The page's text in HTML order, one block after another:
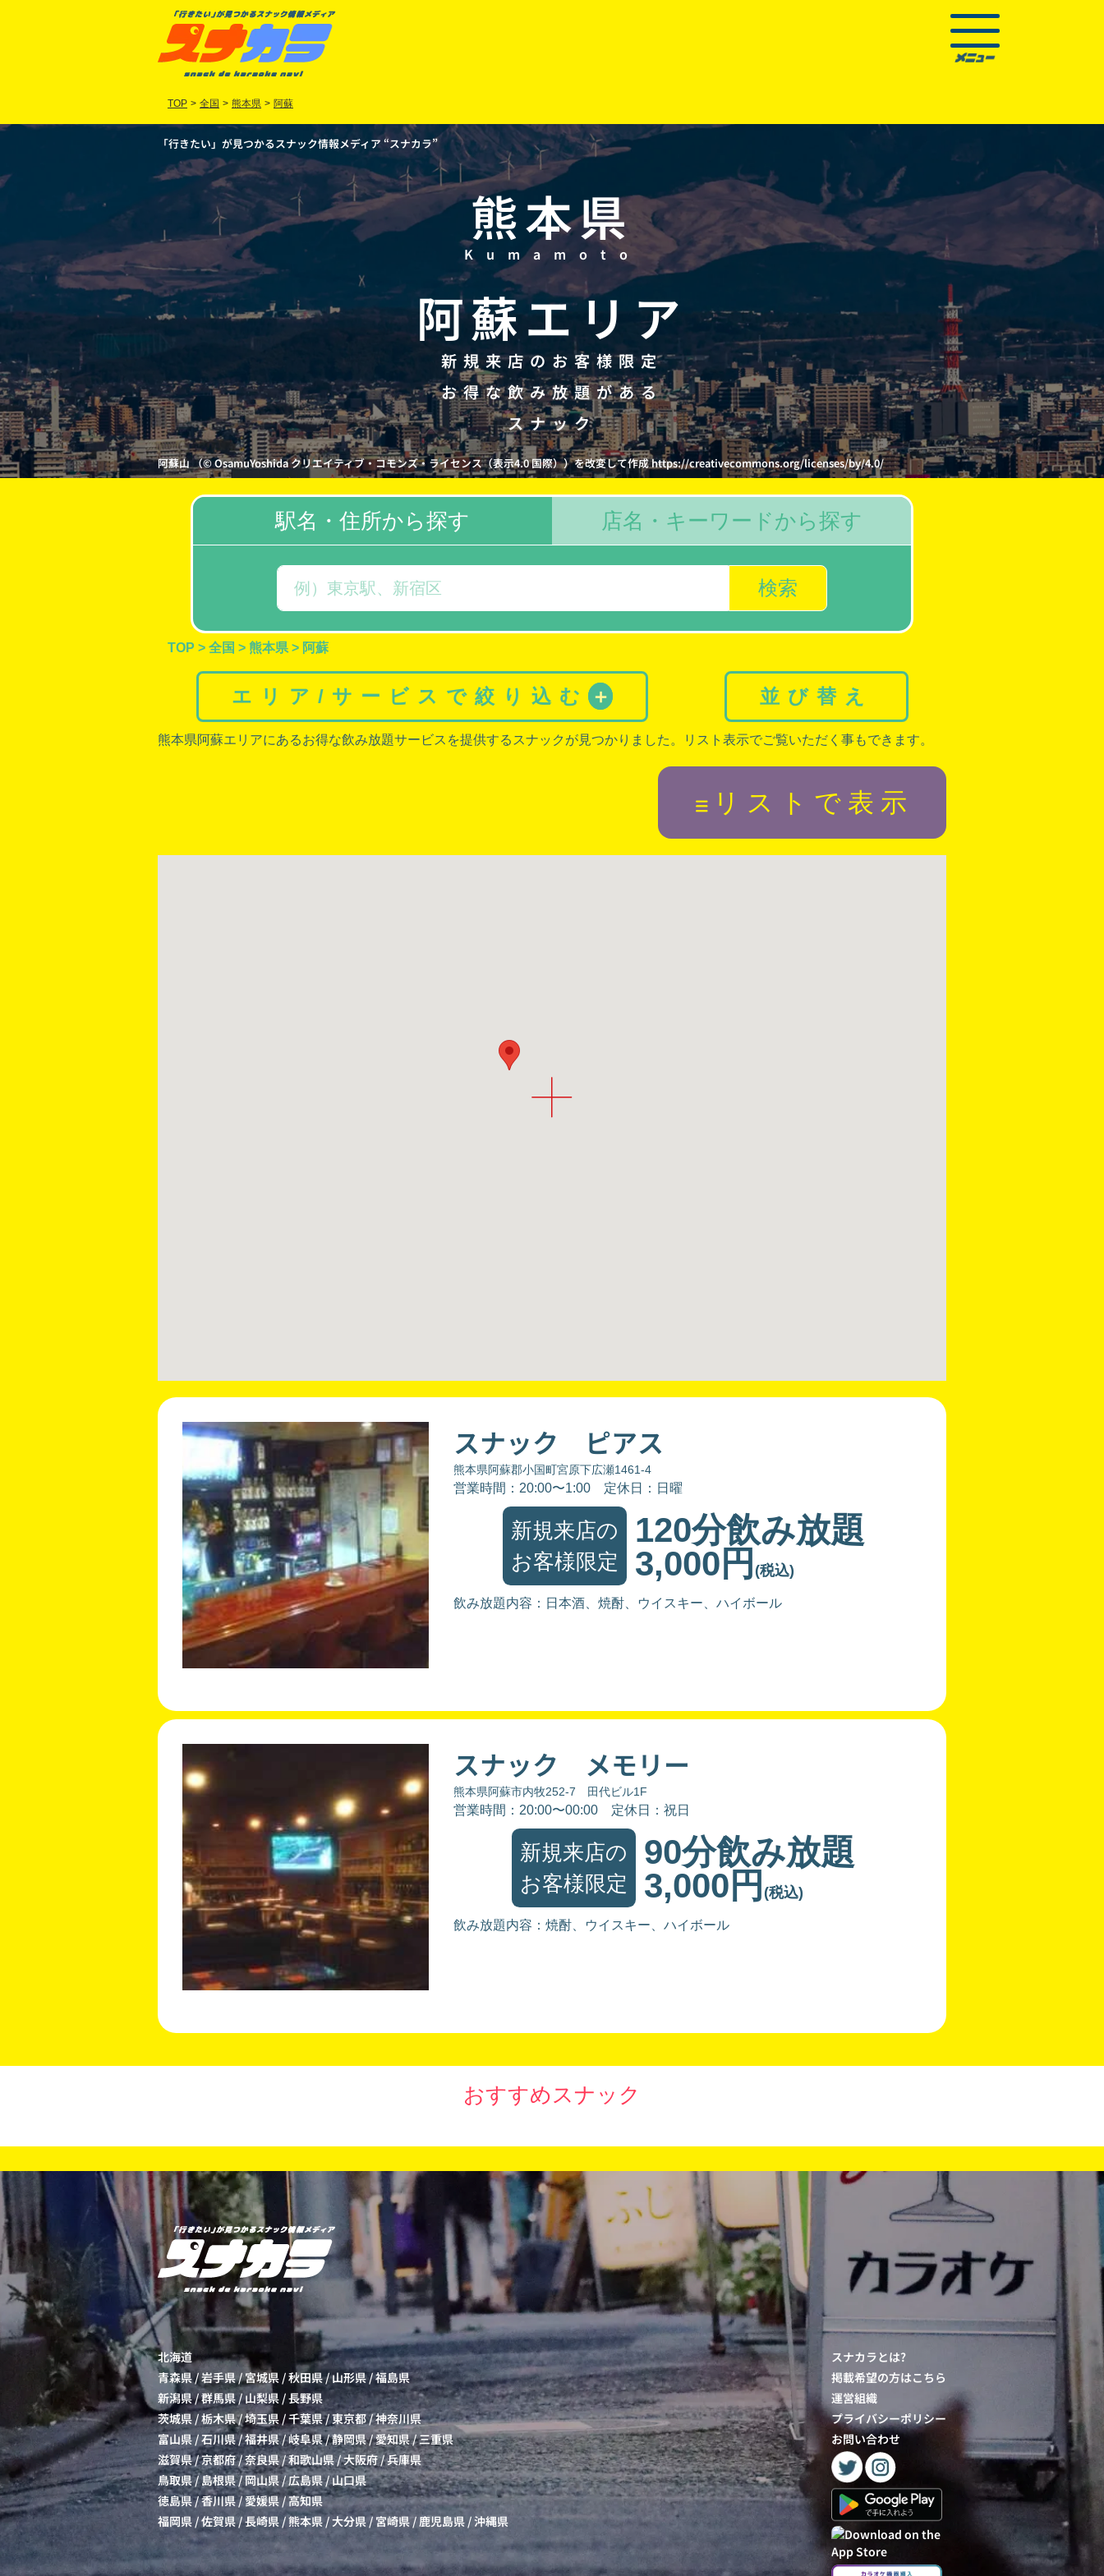
TOP > 全国 > 熊本県 > 阿蘇
「行きたい」が見つかるスナック情報メディア “スナカラ”
熊本県
Kumamoto
阿蘇エリア
新規来店のお客様限定
お得な飲み放題がある
スナック
阿蘇山 （© OsamuYoshida クリエイティブ・コモンズ・ライセンス（表示4.0 国際））を改変して作成 https://creativecommons.org/licenses/by/4.0/
駅名・住所から探す
検索
店名・キーワードから探す
TOP > 全国 > 熊本県 > 阿蘇
エリア/サービスで絞り込む ＋ 並び替え
熊本県阿蘇エリアにあるお得な飲み放題サービスを提供するスナックが見つかりました。リスト表示でご覧いただく事もできます。
リストで表示
スナック ピアス
熊本県阿蘇郡小国町宮原下広瀬1461-4
営業時間：20:00〜1:00 定休日：日曜
新規来店の
お客様限定
120分飲み放題
3,000円 (税込)
飲み放題内容：日本酒、焼酎、ウイスキー、ハイボール
スナック メモリー
熊本県阿蘇市内牧252-7 田代ビル1F
営業時間：20:00〜00:00 定休日：祝日
新規来店の
お客様限定
90分飲み放題
3,000円 (税込)
飲み放題内容：焼酎、ウイスキー、ハイボール
おすすめスナック
北海道
青森県/岩手県/宮城県 /秋田県/山形県/福島県
新潟県/群馬県/山梨県 /長野県
茨城県/栃木県/埼玉県 /千葉県/東京都/神奈川県
富山県/石川県/福井県/岐阜県/静岡県/愛知県/三重県
滋賀県/京都府/奈良県/和歌山県/大阪府/兵庫県
鳥取県/島根県/岡山県/広島県/山口県
徳島県/香川県/愛媛県/高知県
福岡県 /佐賀県/長崎県 /熊本県 /大分県/ 宮崎県/鹿児島県 /沖縄県
スナカラとは?
掲載希望の方はこちら
運営組織
プライバシーポリシー
お問い合わせ